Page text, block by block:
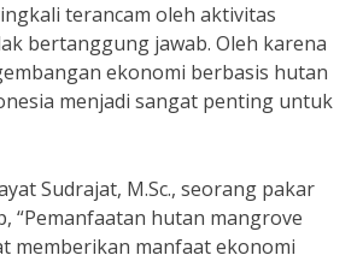
terancam oleh aktivitas
bertanggung jawab. Oleh karena
ekonomi berbasis hutan
menjadi sangat penting untuk
Sudrajat, M.Sc., seorang pakar
“Pemanfaatan hutan mangrove
memberikan manfaat ekonomi